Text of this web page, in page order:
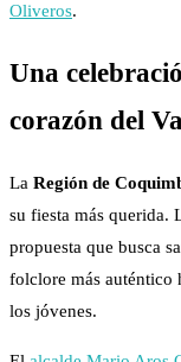
Oliveros.
Una
corazón del
La Región de
su fiesta más querida.
propuesta que busca
folclore más auténtico
los jóvenes.